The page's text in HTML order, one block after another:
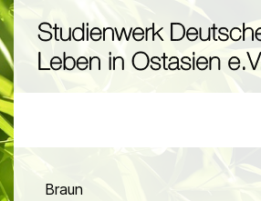
Braun